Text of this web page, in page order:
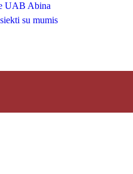
UAB Abina
su mumis